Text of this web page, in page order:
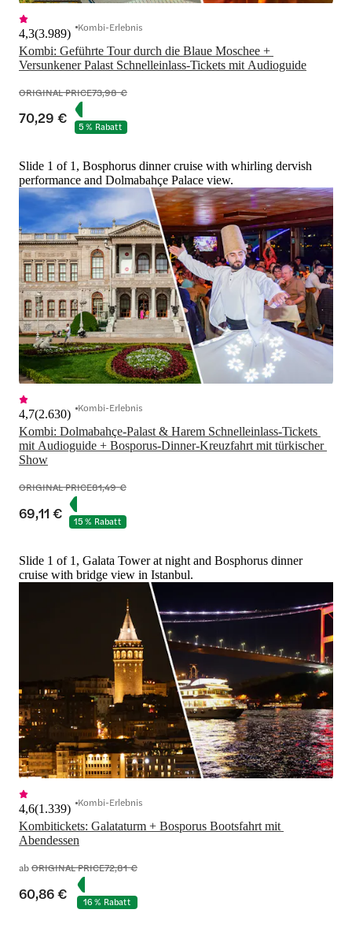
Kombi: Geführte Tour durch die Blaue Moschee +
Versunkener Palast Schnelleinlass-Tickets mit Audioguide
4,3(3.989) Kombi-Erlebnis
ORIGINAL PRICE73,98 €
70,29 € 5 % Rabatt
Slide 1 of 1, Bosphorus dinner cruise with whirling dervish
performance and Dolmabahçe Palace view.
Kombi: Dolmabahçe-Palast & Harem Schnelleinlass-Tickets
mit Audioguide + Bosporus-Dinner-Kreuzfahrt mit türkischer
Show
4,7(2.630) Kombi-Erlebnis
ORIGINAL PRICE81,49 €
69,11 € 15 % Rabatt
Slide 1 of 1, Galata Tower at night and Bosphorus dinner
cruise with bridge view in Istanbul.
Kombitickets: Galataturm + Bosporus Bootsfahrt mit
Abendessen
4,6(1.339) Kombi-Erlebnis
abORIGINAL PRICE72,81 €
60,86 € 16 % Rabatt